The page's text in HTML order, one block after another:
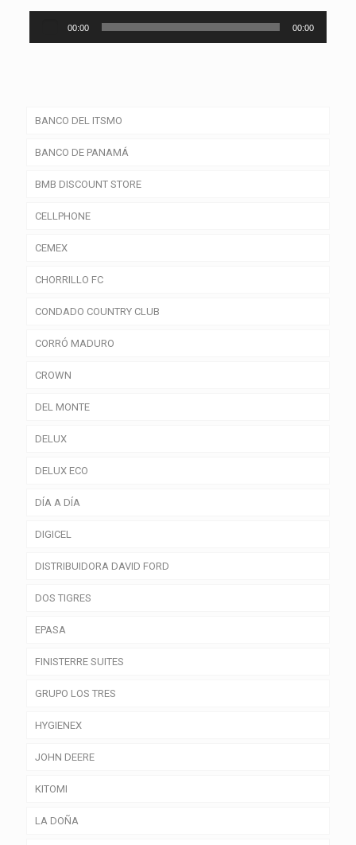
00:00 00:00
BANCO DEL ITSMO
BANCO DE PANAMÁ
BMB DISCOUNT STORE
CELLPHONE
CEMEX
CHORRILLO FC
CONDADO COUNTRY CLUB
CORRÓ MADURO
CROWN
DEL MONTE
DELUX
DELUX ECO
DÍA A DÍA
DIGICEL
DISTRIBUIDORA DAVID FORD
DOS TIGRES
EPASA
FINISTERRE SUITES
GRUPO LOS TRES
HYGIENEX
JOHN DEERE
KITOMI
LA DOÑA